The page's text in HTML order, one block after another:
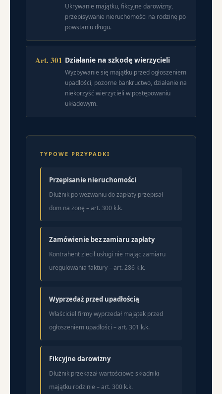
Ukrywanie majątku, fikcyjne darowizny,
przepisywanie nieruchomości na rodzinę po
powstaniu długu.
Art. 301 Działanie na szkodę wierzycieli
Wyzbywanie się majątku przed ogłoszeniem
upadłości, pozorne bankructwo, działanie na
niekorzyść wierzycieli w postępowaniu
układowym.
TYPOWE PRZYPADKI
Przepisanie nieruchomości
Dłużnik po wezwaniu do zapłaty przepisał
dom na żonę – art. 300 k.k.
Zamówienie bez zamiaru zapłaty
Kontrahent zlecił usługi nie mając zamiaru
uregulowania faktury – art. 286 k.k.
Wyprzedaż przed upadłością
Właściciel firmy wyprzedał majątek przed
ogłoszeniem upadłości – art. 301 k.k.
Fikcyjne darowizny
Dłużnik przekazał wartościowe składniki
majątku rodzinie – art. 300 k.k.